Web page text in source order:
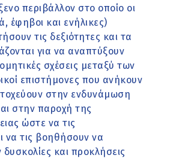
περιβάλλον στο οποίο οι
έφηβοι και ενήλικες)
τις δεξιότητες και τα
για να αναπτύξουν
σχέσεις μεταξύ των
επιστήμονες που ανήκουν
στην ενδυνάμωση
στην παροχή της
ώστε να τις
να τις βοηθήσουν να
και προκλήσεις